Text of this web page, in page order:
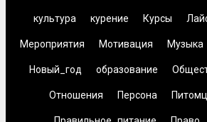
культура курение Курсы
Мероприятия Мотивация Музыка
Новый_год образование
Отношения Персона